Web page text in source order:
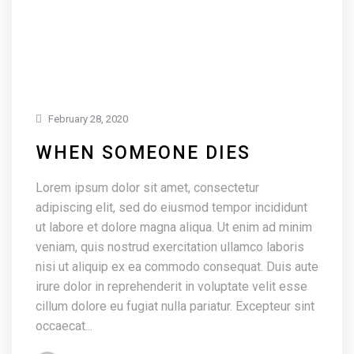
February 28, 2020
WHEN SOMEONE DIES
Lorem ipsum dolor sit amet, consectetur
adipiscing elit, sed do eiusmod tempor incididunt
ut labore et dolore magna aliqua. Ut enim ad minim
veniam, quis nostrud exercitation ullamco laboris
nisi ut aliquip ex ea commodo consequat. Duis aute
irure dolor in reprehenderit in voluptate velit esse
cillum dolore eu fugiat nulla pariatur. Excepteur sint
occaecat...